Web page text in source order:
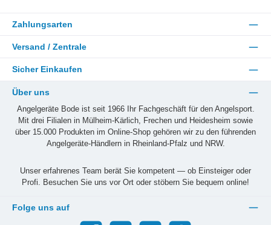
Zahlungsarten
Versand / Zentrale
Sicher Einkaufen
Über uns
Angelgeräte Bode ist seit 1966 Ihr Fachgeschäft für den Angelsport.
Mit drei Filialen in Mülheim-Kärlich, Frechen und Heidesheim sowie
über 15.000 Produkten im Online-Shop gehören wir zu den führenden
Angelgeräte-Händlern in Rheinland-Pfalz und NRW.
Unser erfahrenes Team berät Sie kompetent — ob Einsteiger oder
Profi. Besuchen Sie uns vor Ort oder stöbern Sie bequem online!
Folge uns auf